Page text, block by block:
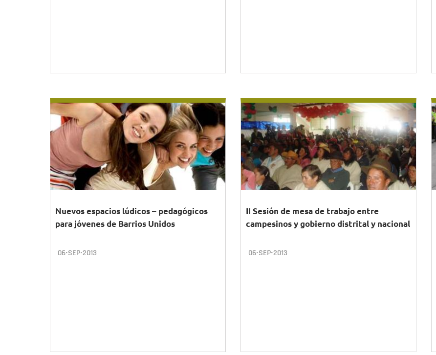
Nuevos espacios lúdicos – pedagógicos
para jóvenes de Barrios Unidos
06•SEP•2013
II Sesión de mesa de trabajo entre
campesinos y gobierno distrital y nacional
06•SEP•2013